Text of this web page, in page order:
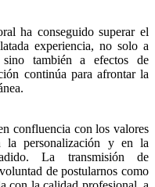
ha conseguido superar el
experiencia, no solo a
sino también a efectos de
continúa para afrontar la
confluencia con los valores
la personalización y en la
La transmisión de
de postularnos como